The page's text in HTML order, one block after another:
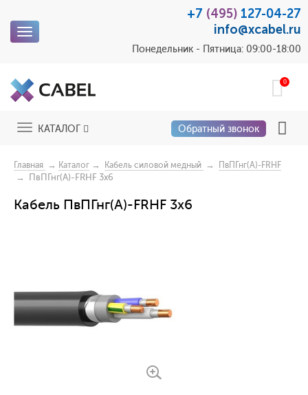
Toggle
+7 (495) 127-04-27
info@xcabel.ru
Понедельник - Пятница: 09:00-18:00
0
ToggleКАТАЛОГ Обратный звонок
Главная → Каталог → Кабель силовой медный → ПвПГнг(A)-FRHF
→ ПвПГнг(A)-FRHF 3x6
Кабель ПвПГнг(A)-FRHF 3x6